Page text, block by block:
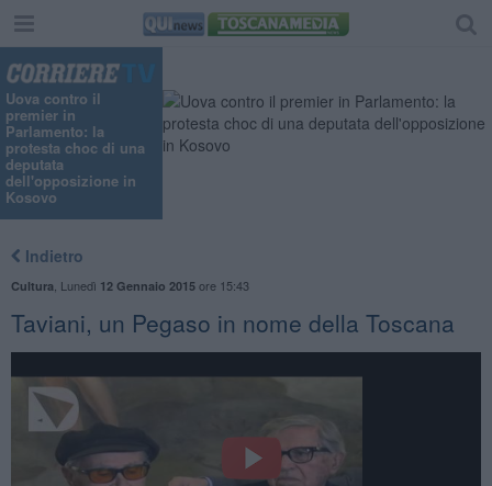
Uova contro il
premier in
Parlamento: la
protesta choc di una
deputata
dell'opposizione in
Kosovo
Indietro
Cultura Lunedì 12 Gennaio 2015ore 15:43
Taviani, un Pegaso in nome della Toscana